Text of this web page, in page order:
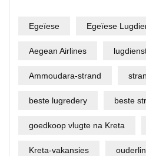
Egeïese Egeïese
Aegean Airlines
Ammoudara-strand
beste lugredery beste
goedkoop vlugte na Kreta
Kreta-vakansies